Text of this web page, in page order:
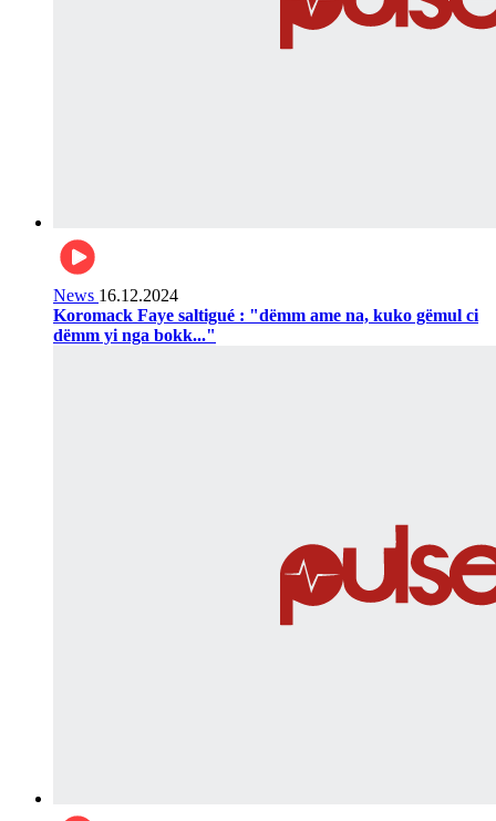
News 16.12.2024
Koromack Faye saltigué : "dëmm ame na, kuko gëmul ci
dëmm yi nga bokk..."